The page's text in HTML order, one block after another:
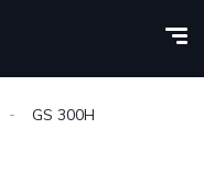
GS 300H